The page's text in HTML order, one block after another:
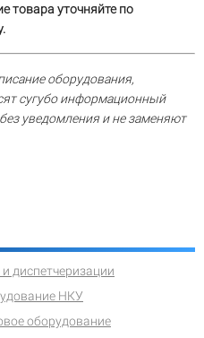
диспетчеризации
НКУ
оборудование
товара уточняйте по
оборудования,
сугубо информационный
уведомления и не заменяют